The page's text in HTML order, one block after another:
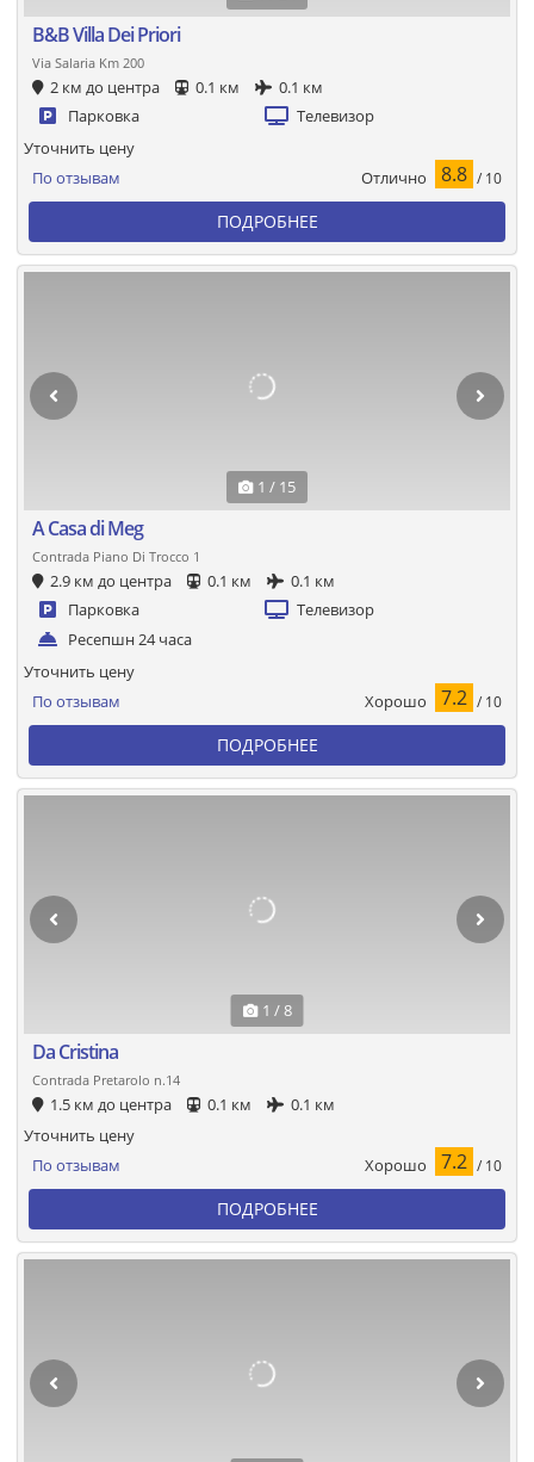
B&B Villa Dei Priori
Via Salaria Km 200
2 км до центра 0.1 км
0.1 км
Парковка
Телевизор
По отзывам Отлично 8.8 / 10
Уточнить цену
ПОДРОБНЕЕ
1 / 15
A Casa di Meg
Contrada Piano Di Trocco 1
2.9 км до центра 0.1 км
0.1 км
Парковка
Телевизор
Ресепшн 24 часа
По отзывам Хорошо 7.2 / 10
Уточнить цену
ПОДРОБНЕЕ
1 / 8
Da Cristina
Contrada Pretarolo n.14
1.5 км до центра 0.1 км 0.1 км
По отзывам Хорошо 7.2 / 10
Уточнить цену
ПОДРОБНЕЕ